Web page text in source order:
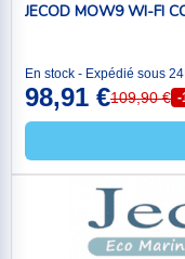
JECOD MOW9 WI-FI
En stock - Expédié sous
98,91 €109,90 € -